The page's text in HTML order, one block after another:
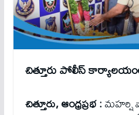
చిత్తూరు పోలీస్
చిత్తూరు, ఆంధ్ర‌ప్ర‌భ :మహర్షి